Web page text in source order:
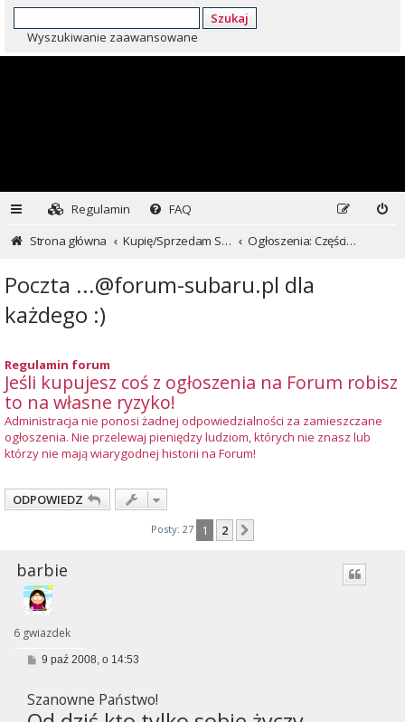
Szukaj
Wyszukiwanie zaawansowane
Regulamin
FAQ
Strona główna
Kupię/Sprzedam Subaru i nie tylko... Ogłoszenia: Części i inne
Poczta ...@forum-subaru.pl dla
każdego :)
Regulamin forum
Jeśli kupujesz coś z ogłoszenia na Forum robisz
to na własne ryzyko!
Administracja nie ponosi żadnej odpowiedzialności za zamieszczane
ogłoszenia. Nie przelewaj pieniędzy ludziom, których nie znasz lub
którzy nie mają wiarygodnej historii na Forum!
ODPOWIEDZ
Posty: 27 1 2
barbie
6 gwiazdek
P
t
9 paź 2008, o 14:53
Szanowne Państwo!